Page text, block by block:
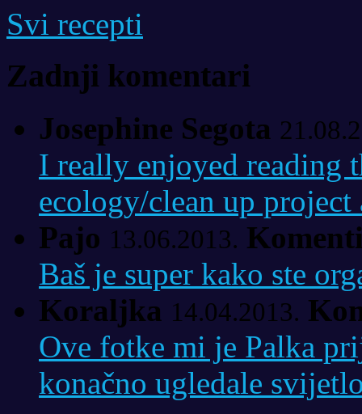
Svi recepti
Zadnji komentari
Josephine Segota
I really enjoyed reading
ecology/clean up
Pajo 13.06.2013.
Baš je super kako ste
Koraljka 14.04.2013.
Ove fotke mi je Palka
konačno ugledale